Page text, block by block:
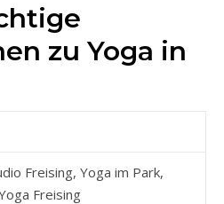
zu Yoga in
Freising, Yoga im Park,
Freising